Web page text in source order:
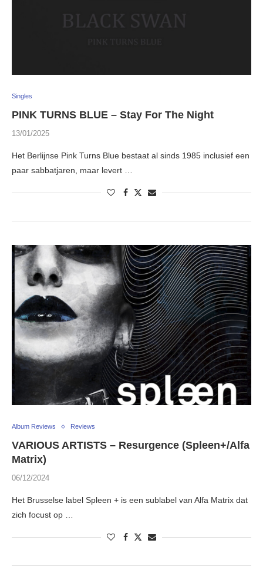
Singles
PINK TURNS BLUE – Stay For The Night
13/01/2025
Het Berlijnse Pink Turns Blue bestaat al sinds 1985 inclusief een
paar sabbatjaren, maar levert …
Album Reviews Reviews
VARIOUS ARTISTS – Resurgence (Spleen+/Alfa
Matrix)
06/12/2024
Het Brusselse label Spleen + is een sublabel van Alfa Matrix dat
zich focust op …